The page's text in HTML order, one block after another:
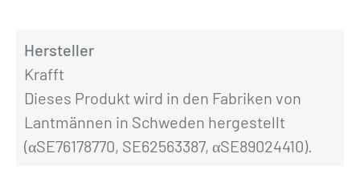
Hersteller
Krafft
Dieses Produkt wird in den Fabriken von
Lantmännen in Schweden hergestellt
(αSE76178770, SE62563387, αSE89024410).